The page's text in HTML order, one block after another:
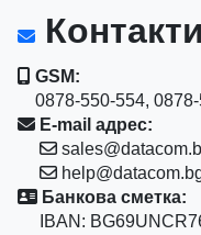
Контакти
GSM:
0878-550-554,
E-mail адрес:
Банкова сметка:
IBAN: